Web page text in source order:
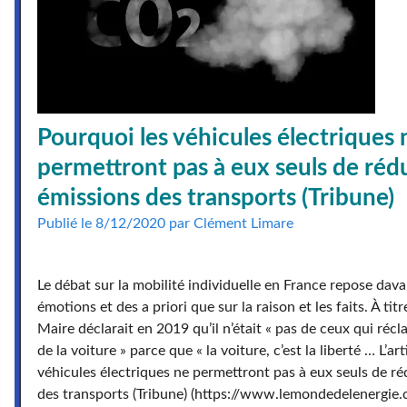
Pourquoi les véhicules électriques
permettront pas à eux seuls de
émissions des transports (Tribune)
Publié le 8/12/2020 par Clément Limare
Le débat sur la mobilité individuelle en France repose
émotions et des a priori que sur la raison et les faits. À
Maire déclarait en 2019 qu’il n’était « pas de ceux qui
de la voiture » parce que « la voiture, c’est la liberté …
véhicules électriques ne permettront pas à eux seuls de
des transports (Tribune) (https://